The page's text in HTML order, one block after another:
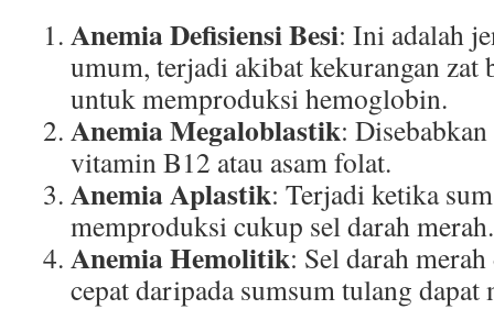
Anemia Defisiensi Besi: Ini adalah
umum, terjadi akibat kekurangan zat
untuk memproduksi hemoglobin.
Anemia Megaloblastik:
vitamin B12 atau asam folat.
Anemia Aplastik: Terjadi ketika
memproduksi cukup sel darah merah.
Anemia Hemolitik: Sel darah
cepat daripada sumsum tulang